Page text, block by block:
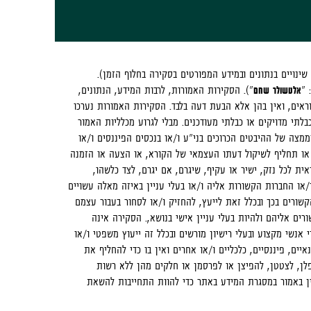
(ייתכנו שינויים בנתונים ובמידע המפורטים בסקירה בחלוף הזמן).
"אלטשולר שחם"). הסקירות האמורות, לרבות המידע, הנתונים,
ואין בהן אלא הבעת דעה בלבד. הסקירות האמורות נערכו
מדויקים או כבלתי מעודכנים. מבלי לגרוע מכלליות האמור
של ההיבטים הכרוכים בני"ע ו/או בנכסים הפיננסים ו/או
או תחליף לשיקול דעתו העצמאי של הקורא, או הצעה או הזמנה
לכל נזק, ישיר או עקיף, שיגרם, אם יגרם, לצד כלשהו,
החברות הקשורות אליה ו/או בעלי עניין באיזה מאלה עשויים
בכך ובכלל זאת לייעץ, להחזיק ו/או לסחור בעבור עצמם
אליהם ולהיות בעלי עניין אישי בנושא,. הסקירה אינה
מקצוע ובעלי רישיון מורשים ובכלל זה ייעוץ משפטי ו/או
פיננסיים, כלכליים ו/או אחרים ואין בו כדי להחליף את
לצטטן, להפיצן או לפרסמן או חלקים מהן ללא רשות
באמור במסגרת המידע באתר כדי להוות התחייבות להשאת